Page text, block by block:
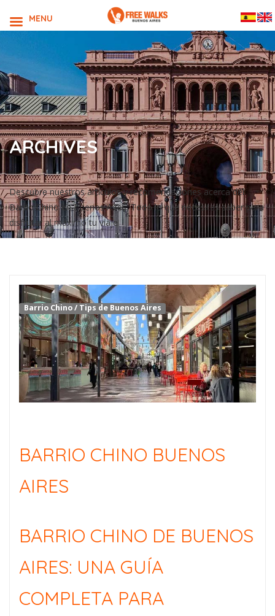
ARCHIVES
Descubre nuestros artículos y recomendaciones acerca del
Barrio Chino en Buenos Aires. Todo lo que necesitas saber para
disfrutar al máximo tu viaje!
Barrio Chino/ Tips de Buenos Aires
BARRIO CHINO BUENOS
AIRES
BARRIO CHINO DE BUENOS
AIRES: UNA GUÍA
COMPLETA PARA
MENU